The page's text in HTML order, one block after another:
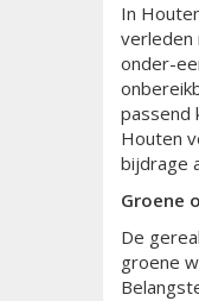
In
verleden
onder-
passend
Houten
bijdrage
Groene
De
groene